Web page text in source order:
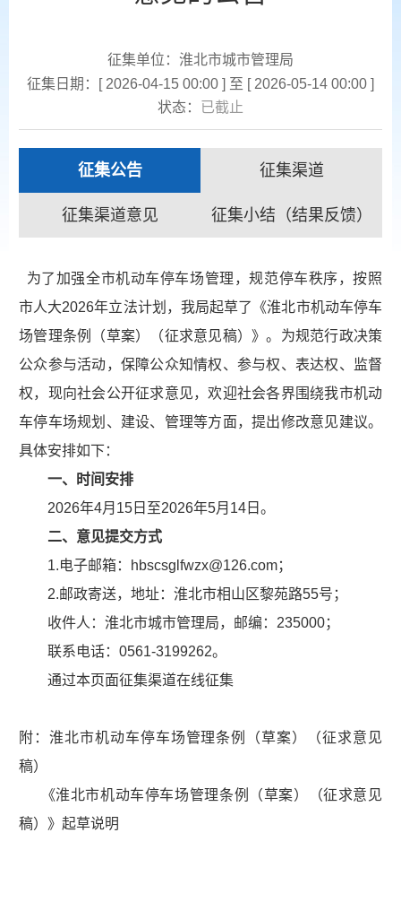
征集单位：淮北市城市管理局
征集日期：[ 2026-04-15 00:00 ] 至 [ 2026-05-14 00:00 ]
状态：
已截止
征集公告 征集渠道
征集渠道意见 征集小结（结果反馈）
为了加强全市机动车停车场管理，规范停车秩序，按照
市人大2026年立法计划，我局起草了《淮北市机动车停车
场管理条例（草案）（征求意见稿）》。为规范行政决策
公众参与活动，保障公众知情权、参与权、表达权、监督
权，现向社会公开征求意见，欢迎社会各界围绕我市机动
车停车场规划、建设、管理等方面，提出修改意见建议。
具体安排如下：
一、时间安排
2026年4月15日至2026年5月14日。
二、意见提交方式
1.电子邮箱：hbscsglfwzx@126.com；
2.邮政寄送，地址：淮北市相山区黎苑路55号；
收件人：淮北市城市管理局，邮编：235000；
联系电话：0561-3199262。
通过本页面征集渠道在线征集
附：淮北市机动车停车场管理条例（草案）（征求意见
稿）
《淮北市机动车停车场管理条例（草案）（征求意见
稿）》起草说明